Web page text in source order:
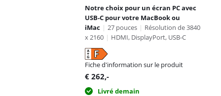
Notre choix pour un écran PC avec
USB-C pour votre MacBook ou
iMac | 27 pouces | Résolution de 3840
x 2160 | HDMI, DisplayPort, USB-C
Fiche d'information sur le produit
s'ouvre dans un nouvel onglet
€ 262,-
Livré demain